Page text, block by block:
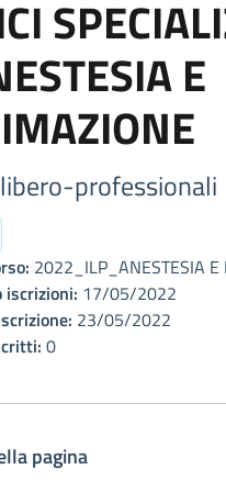
E
professionali
2022_ILP_ANESTESIA E
iscrizioni: 17/05/2022
23/05/2022
0
pagina